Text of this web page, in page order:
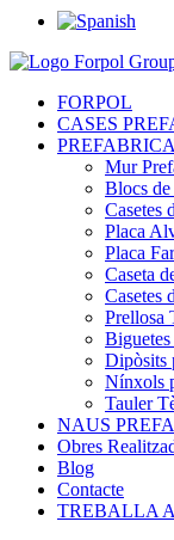
FORPOL
CASES
Mur
Blocs
Casetes
Placa
Placa
Caseta
Casetes
Prellosa
Dipòsits
Nínxols
Tauler
NAUS
Obres
Blog
Contacte
TREBALLA